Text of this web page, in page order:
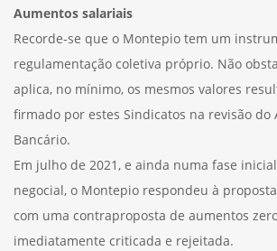
Aumentos salariais
Recorde-se que o Montepio tem um
regulamentação coletiva próprio. Não
aplica, no mínimo, os mesmos valores
firmado por estes Sindicatos na revisão do
Bancário.
Em julho de 2021, e ainda numa fase
negocial, o Montepio respondeu à
com uma contraproposta de aumentos
imediatamente criticada e rejeitada.